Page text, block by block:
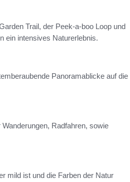
Trail, der Peek-a-boo Loop und
ein intensives Naturerlebnis.
Panoramablicke auf die
Radfahren, sowie
mild ist und die Farben der Natur